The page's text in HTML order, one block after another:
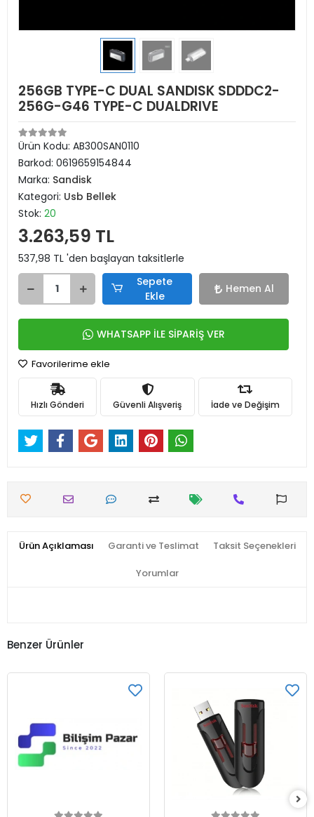
256GB TYPE-C DUAL SANDISK SDDDC2-
256G-G46 TYPE-C DUALDRIVE
Ürün Kodu: AB300SAN0110
Barkod: 0619659154844
Marka: Sandisk
Kategori: Usb Bellek
Stok: 20
3.263,59 TL
537,98 TL 'den başlayan taksitlerle
Sepete
Ekle
Hemen Al
WHATSAPP İLE SİPARİŞ VER
Favorilerime ekle
Hızlı Gönderi Güvenli Alışveriş İade ve Değişim
Ürün Açıklaması Garanti ve Teslimat Taksit Seçenekleri
Yorumlar
Benzer Ürünler